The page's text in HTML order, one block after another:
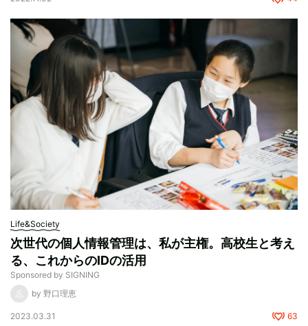
Life&Society
次世代の個人情報管理は、私が主権。高校生と考え
る、これからのIDの活用
Sponsored by SIGNING
by 野口理恵
2023.03.31 63